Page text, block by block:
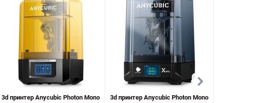
3d принтер Anycubic Photon Mono
3d принтер Anycubic Photon Mono